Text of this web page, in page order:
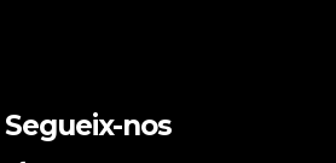
Segueix-nos